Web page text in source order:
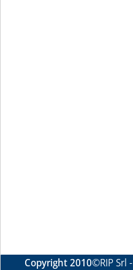
Copyright 2010©RIP Srl -